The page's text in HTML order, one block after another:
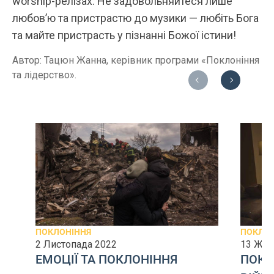
любов’ю та пристрастю до музики — любіть Бога
та майте пристрасть у пізнанні Божої істини!
Автор: Тацюн Жанна, керівник програми «Поклоніння
та лідерство».
Previous
ПОКЛОНІННЯ
2 Листопада 2022
ЕМОЦІЇ ТА ПОКЛОНІННЯ
13
Next